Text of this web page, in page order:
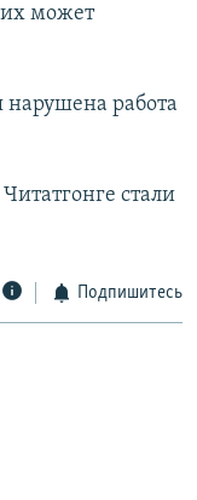
может
нарушена работа
стали
Подпишитесь